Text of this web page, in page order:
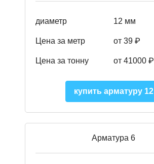
диаметр 12 мм
Цена за метр от 39 ₽
Цена за тонну от 41000 ₽
купить арматуру 12
Арматура 6